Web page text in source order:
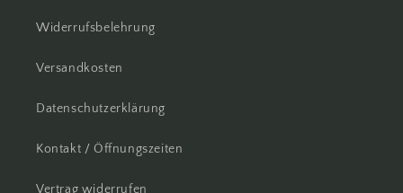
Widerrufsbelehrung
Versandkosten
Datenschutzerklärung
Kontakt / Öffnungszeiten
Vertrag widerrufen